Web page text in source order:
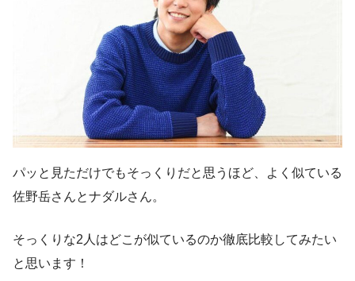
パッと見ただけでもそっくりだと思うほど、よく似ている
佐野岳さんとナダルさん。
そっくりな2人はどこが似ているのか徹底比較してみたい
と思います！